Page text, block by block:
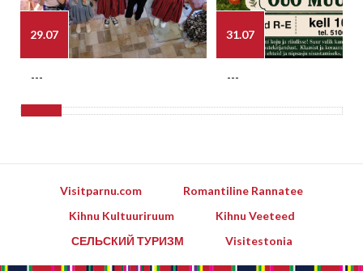
29.07
---
31.07
---
Visitparnu.com
Romantiline Rannatee
Kihnu Kultuuriruum
Kihnu Veeteed
СЕЛЬСКИЙ ТУРИЗМ
Visitestonia